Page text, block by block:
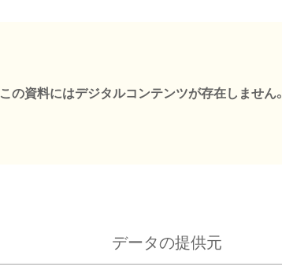
この資料にはデジタルコンテンツが存在しません。
データの提供元